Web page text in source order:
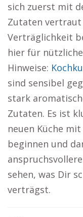
sich zuerst mit
Zutaten vertraut
Verträglichkeit
hier für
Hinweise:
sind sensibel
stark
Zutaten. Es ist
neuen Küche
beginnen und
sehen, was Dir
verträgst.